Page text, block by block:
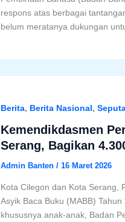
respons atas berbagai
belum meratanya dukungan
Berita, Berita Nasional,
Kemendikdasmen
Serang, Bagikan
Admin Banten / 16 Maret 2026
Kota Cilegon dan Kota
Asyik Baca Buku (MABB)
khususnya anak-anak, Badan